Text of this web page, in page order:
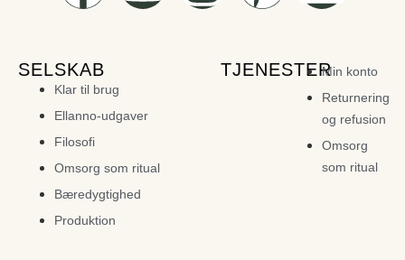
SELSKAB
Klar til brug
Ellanno-udgaver
Filosofi
Omsorg som ritual
Bæredygtighed
Produktion
TJENESTERMin konto
Returnering
og refusion
Omsorg
som ritual